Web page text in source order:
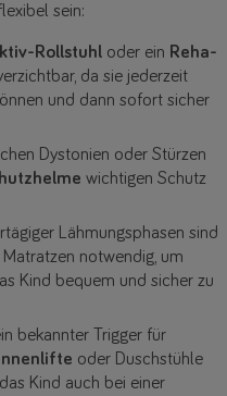
sein:
Rollstuhl oder ein Reha-
da sie jederzeit
und dann sofort sicher
Dystonien oder Stürzen
wichtigen Schutz
Lähmungsphasen sind
notwendig, um
Kind bequem und sicher zu
bekannter Trigger für
oder Duschstühle
Kind auch bei einer